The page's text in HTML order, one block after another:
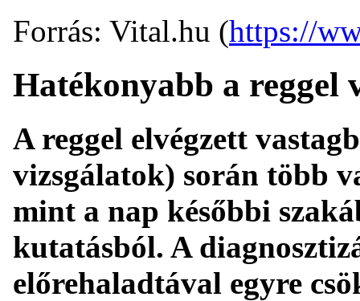
Forrás: Vital.hu (https://
Hatékonyabb a reggel
A reggel elvégzett
vizsgálatok) során több
mint a nap későbbi
kutatásból. A
előrehaladtával egyre